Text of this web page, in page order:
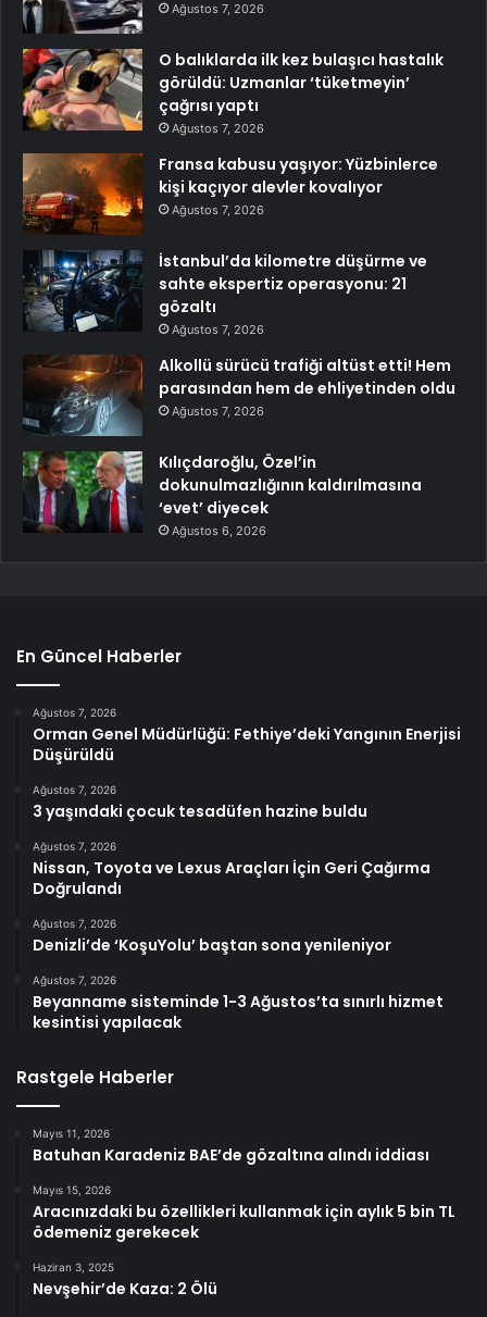
Ağustos 7, 2026
O balıklarda ilk kez bulaşıcı hastalık
görüldü: Uzmanlar ‘tüketmeyin’
çağrısı yaptı
Ağustos 7, 2026
Fransa kabusu yaşıyor: Yüzbinlerce
kişi kaçıyor alevler kovalıyor
Ağustos 7, 2026
İstanbul’da kilometre düşürme ve
sahte ekspertiz operasyonu: 21
gözaltı
Ağustos 7, 2026
Alkollü sürücü trafiği altüst etti! Hem
parasından hem de ehliyetinden oldu
Ağustos 7, 2026
Kılıçdaroğlu, Özel’in
dokunulmazlığının kaldırılmasına
‘evet’ diyecek
Ağustos 6, 2026
En Güncel Haberler
Ağustos 7, 2026
Orman Genel Müdürlüğü: Fethiye’deki Yangının Enerjisi
Düşürüldü
Ağustos 7, 2026
3 yaşındaki çocuk tesadüfen hazine buldu
Ağustos 7, 2026
Nissan, Toyota ve Lexus Araçları İçin Geri Çağırma
Doğrulandı
Ağustos 7, 2026
Denizli’de ‘KoşuYolu’ baştan sona yenileniyor
Ağustos 7, 2026
Beyanname sisteminde 1-3 Ağustos’ta sınırlı hizmet
kesintisi yapılacak
Rastgele Haberler
Mayıs 11, 2026
Batuhan Karadeniz BAE’de gözaltına alındı iddiası
Mayıs 15, 2026
Aracınızdaki bu özellikleri kullanmak için aylık 5 bin TL
ödemeniz gerekecek
Haziran 3, 2025
Nevşehir’de Kaza: 2 Ölü